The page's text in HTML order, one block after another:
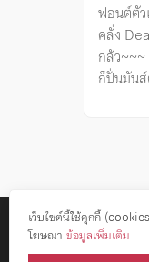
ฟอนต์ตัว
คลั่ง
กลัว
ก็ปั่นมัน
เว็บไซต์นี้ใช้คุกกี้
โฆษณา ข้อมูลเพิ่มเติม